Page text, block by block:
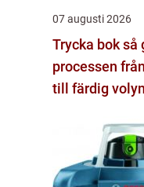
07 augusti 2026
Trycka bok så går
processen
till färdig